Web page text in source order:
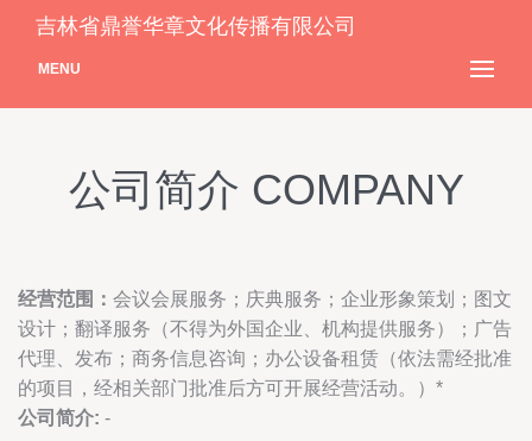
吉林省鼎誉华章文化传播有限公司
MENU
公司简介 COMPANY
经营范围： 会议会展服务；庆典服务；企业形象策划；图文
设计；翻译服务（不得为外国企业、机构提供服务）；广告
代理、发布；商务信息咨询；办公设备租赁（依法需经批准
的项目，经相关部门批准后方可开展经营活动。）*
公司简介: -